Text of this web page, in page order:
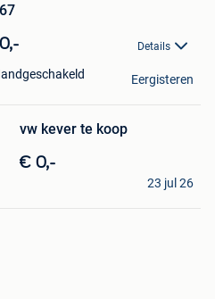
Details
Eergisteren
vw kever te koop
€ 0,-
23 jul 26